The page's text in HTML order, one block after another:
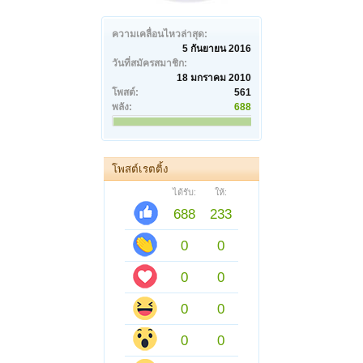
ความเคลื่อนไหวล่าสุด:
5 กันยายน 2016
วันที่สมัครสมาชิก:
18 มกราคม 2010
โพสต์:
561
พลัง:
688
โพสต์เรตติ้ง
ได้รับ: ให้:
688
233
0
0
0
0
0
0
0
0